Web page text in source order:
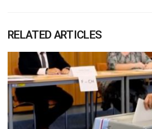
RELATED ARTICLES